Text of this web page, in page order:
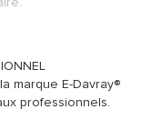
marque E-Davray®
professionnels.